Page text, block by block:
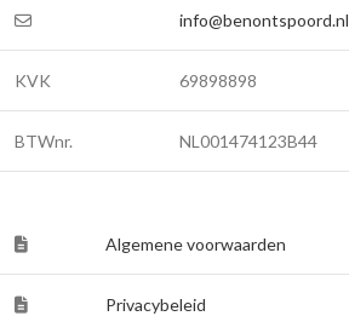
info@benontspoord.nl
KVK 69898898
BTWnr. NL001474123B44
Algemene voorwaarden
Privacybeleid